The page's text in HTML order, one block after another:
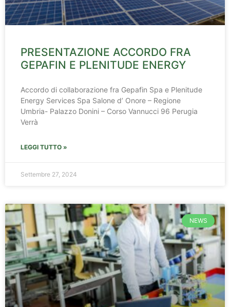
PRESENTAZIONE ACCORDO FRA
GEPAFIN E PLENITUDE ENERGY
Accordo di collaborazione fra Gepafin Spa e Plenitude
Energy Services Spa Salone d’ Onore – Regione
Umbria- Palazzo Donini – Corso Vannucci 96 Perugia
Verrà
LEGGI TUTTO »
Settembre 27, 2024
NEWS